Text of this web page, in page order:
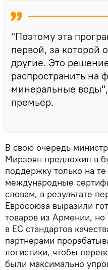
"Поэтому эта
первой, за которой
другие. Это
распространить на
минеральные
премьер.
В свою очередь
Мирзоян предложил в
поддержку только на
международные
словам, в результате
Евросоюза выразили
товаров из Армении,
в ЕС стандартов
партнерами
логистики, чтобы
были максимально